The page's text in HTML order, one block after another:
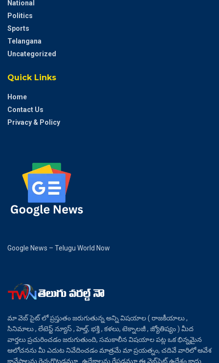
National
Politics
Sports
Telangana
Uncategorized
Quick Links
Home
Contact Us
Privacy & Policy
Google News – Telugu World Now
మా వెబ్ సైట్ లో ప్రస్తుతం జరుగుతున్న అన్ని విషయాల ( రాజకీయాలు ,
సినిమాలు , లేటెస్ట్ న్యూస్ , హెల్త్, భక్తి , కళలు, టెక్నాలజీ , జ్యోతిష్యం ) మీద
వార్తలు ప్రచురించడం జరుగుతుంది, సమకాలీన విషయాల పట్ల ఒక భిన్నమైన
ఆలోచనను మీ ఎదుట నివేదించడం మాత్రమే మా ప్రయత్నం, చదివే వారిలో ఆవేశ
కావేషాలను రెచ్చగొట్టడమూ.. ఉద్రేకాలను రేపడమూ ఈ వెబ్‌సైట్ ఉద్దేశం కాదు.